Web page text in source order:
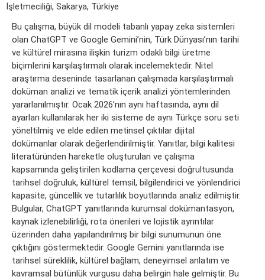
İşletmeciliği, Sakarya, Türkiye
Bu çalışma, büyük dil modeli tabanlı yapay zeka sistemleri
olan ChatGPT ve Google Gemini’nin, Türk Dünyası’nın tarihi
ve kültürel mirasına ilişkin turizm odaklı bilgi üretme
biçimlerini karşılaştırmalı olarak incelemektedir. Nitel
araştırma deseninde tasarlanan çalışmada karşılaştırmalı
doküman analizi ve tematik içerik analizi yöntemlerinden
yararlanılmıştır. Ocak 2026’nın aynı haftasında, aynı dil
ayarları kullanılarak her iki sisteme de aynı Türkçe soru seti
yöneltilmiş ve elde edilen metinsel çıktılar dijital
dokümanlar olarak değerlendirilmiştir. Yanıtlar, bilgi kalitesi
literatüründen hareketle oluşturulan ve çalışma
kapsamında geliştirilen kodlama çerçevesi doğrultusunda
tarihsel doğruluk, kültürel temsil, bilgilendirici ve yönlendirici
kapasite, güncellik ve tutarlılık boyutlarında analiz edilmiştir.
Bulgular, ChatGPT yanıtlarında kurumsal dokümantasyon,
kaynak izlenebilirliği, rota önerileri ve lojistik ayrıntılar
üzerinden daha yapılandırılmış bir bilgi sunumunun öne
çıktığını göstermektedir. Google Gemini yanıtlarında ise
tarihsel süreklilik, kültürel bağlam, deneyimsel anlatım ve
kavramsal bütünlük vurgusu daha belirgin hale gelmiştir. Bu